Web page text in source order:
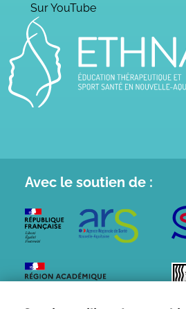
Sur YouTube
Avec le soutien de :